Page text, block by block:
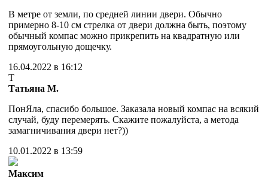
В метре от земли, по средней линии двери. Обычно
примерно 8-10 см стрелка от двери должна быть, поэтому
обычный компас можно прикрепить на квадратную или
прямоугольную дощечку.
16.04.2022 в 16:12
Т
Татьяна М.
ПонЯла, спасибо большое. Заказала новый компас на всякий
случай, буду перемерять. Скажите пожалуйста, а метода
замагничивания двери нет?))
10.01.2022 в 13:59
Максим